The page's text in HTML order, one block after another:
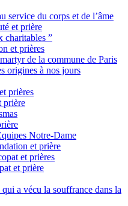
service du corps et de l’âme
et prière
charitables ”
et prières
de la commune de Paris
origines à nos jours
prières
prière
Notre-Dame
et prière
et prières
et prière
a vécu la souffrance dans la